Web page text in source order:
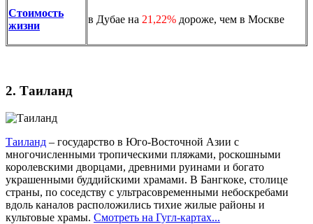
Стоимость
жизни
в Дубае на 21,22% дороже, чем в Москве
2. Таиланд
Таиланд – государство в Юго-Восточной Азии с
многочисленными тропическими пляжами, роскошными
королевскими дворцами, древними руинами и богато
украшенными буддийскими храмами. В Бангкоке, столице
страны, по соседству с ультрасовременными небоскребами
вдоль каналов расположились тихие жилые районы и
культовые храмы. Смотреть на Гугл-картах...